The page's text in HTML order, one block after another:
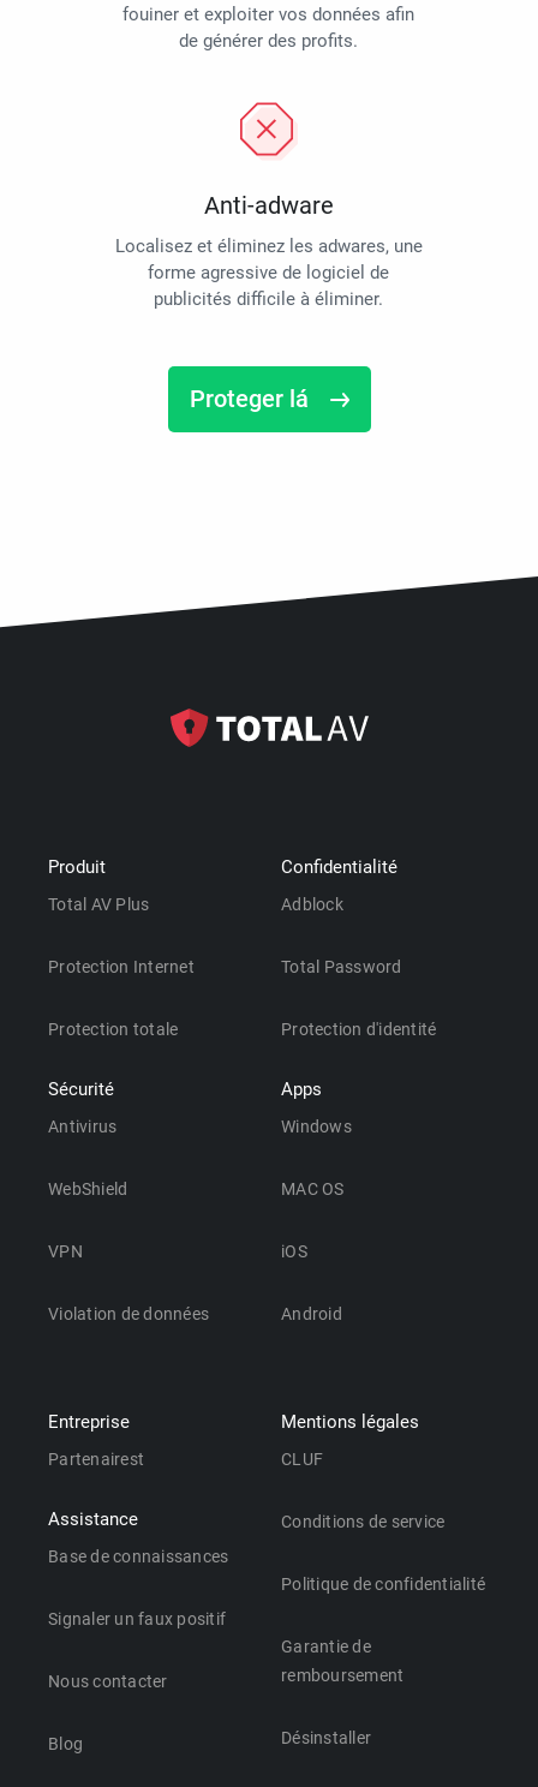
fouiner et exploiter vos données afin
de générer des profits.
Anti-adware
Localisez et éliminez les adwares, une
forme agressive de logiciel de
publicités difficile à éliminer.
Proteger lá
Produit
Total AV Plus
Protection Internet
Protection totale
Sécurité
Antivirus
WebShield
VPN
Violation de données
Confidentialité
Adblock
Total Password
Protection d'identité
Apps
Windows
MAC OS
iOS
Android
Entreprise
Partenairest
Assistance
Base de connaissances
Signaler un faux positif
Nous contacter
Blog
Mentions légales
CLUF
Conditions de service
Politique de confidentialité
Garantie de
remboursement
Désinstaller